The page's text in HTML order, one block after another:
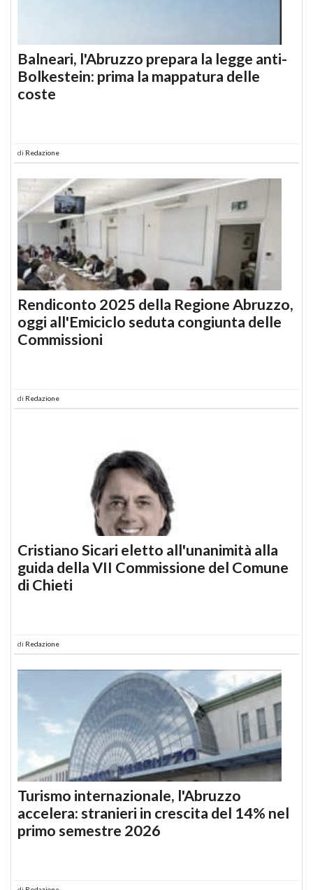
Balneari, l'Abruzzo prepara la legge anti-
Bolkestein: prima la mappatura delle
coste
di Redazione
Rendiconto 2025 della Regione Abruzzo,
oggi all'Emiciclo seduta congiunta delle
Commissioni
di Redazione
Cristiano Sicari eletto all'unanimità alla
guida della VII Commissione del Comune
di Chieti
di Redazione
Turismo internazionale, l'Abruzzo
accelera: stranieri in crescita del 14% nel
primo semestre 2026